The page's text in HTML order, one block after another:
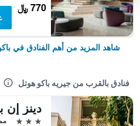
770 ﷼
شاهد المزيد من أهم الفنادق في
فنادق بالقرب من جيريه باكو هوتل
3 نجوم